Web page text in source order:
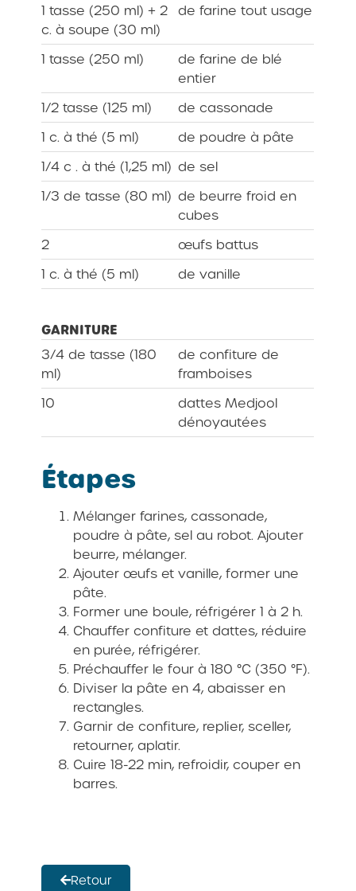
1 tasse (250 ml) + 2
c. à soupe (30 ml)
de farine tout usage
1 tasse (250 ml)
de farine de blé
entier
1/2 tasse (125 ml)
de cassonade
1 c. à thé (5 ml)
de poudre à pâte
1/4 c . à thé (1,25 ml) de sel
1/3 de tasse (80 ml) de beurre froid en
cubes
2
œufs battus
1 c. à thé (5 ml)
de vanille
GARNITURE
3/4 de tasse (180
ml)
de confiture de
framboises
10
dattes Medjool
dénoyautées
Étapes
Mélanger farines, cassonade,
poudre à pâte, sel au robot. Ajouter
beurre, mélanger.
Ajouter œufs et vanille, former une
pâte.
Former une boule, réfrigérer 1 à 2 h.
Chauffer confiture et dattes, réduire
en purée, réfrigérer.
Préchauffer le four à 180 °C (350 °F).
Diviser la pâte en 4, abaisser en
rectangles.
Garnir de confiture, replier, sceller,
retourner, aplatir.
Cuire 18-22 min, refroidir, couper en
barres.
Retour